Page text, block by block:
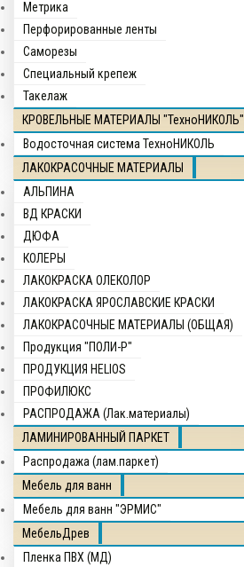
Метрика
Перфорированные ленты
Саморезы
Специальный крепеж
Такелаж
КРОВЕЛЬНЫЕ МАТЕРИАЛЫ "ТехноНИКОЛЬ"
Водосточная система ТехноНИКОЛЬ
ЛАКОКРАСОЧНЫЕ МАТЕРИАЛЫ
АЛЬПИНА
ВД КРАСКИ
ДЮФА
КОЛЕРЫ
ЛАКОКРАСКА ОЛЕКОЛОР
ЛАКОКРАСКА ЯРОСЛАВСКИЕ КРАСКИ
ЛАКОКРАСОЧНЫЕ МАТЕРИАЛЫ (ОБЩАЯ)
Продукция "ПОЛИ-Р"
ПРОДУКЦИЯ HELIOS
ПРОФИЛЮКС
РАСПРОДАЖА (Лак.материалы)
ЛАМИНИРОВАННЫЙ ПАРКЕТ
Распродажа (лам.паркет)
Мебель для ванн
Мебель для ванн "ЭРМИС"
МебельДрев
Пленка ПВХ (МД)